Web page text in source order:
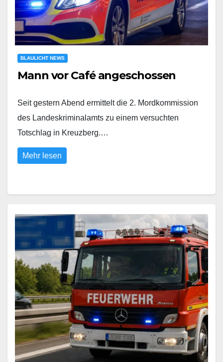
BLAULICHT NEWS
Mann vor Café angeschossen
Seit gestern Abend ermittelt die 2. Mordkommission
des Landeskriminalamts zu einem versuchten
Totschlag in Kreuzberg.…
Mehr lesen